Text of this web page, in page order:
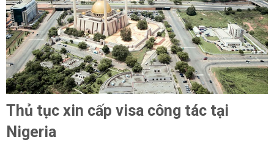
Thủ tục xin cấp visa công tác tại
Nigeria